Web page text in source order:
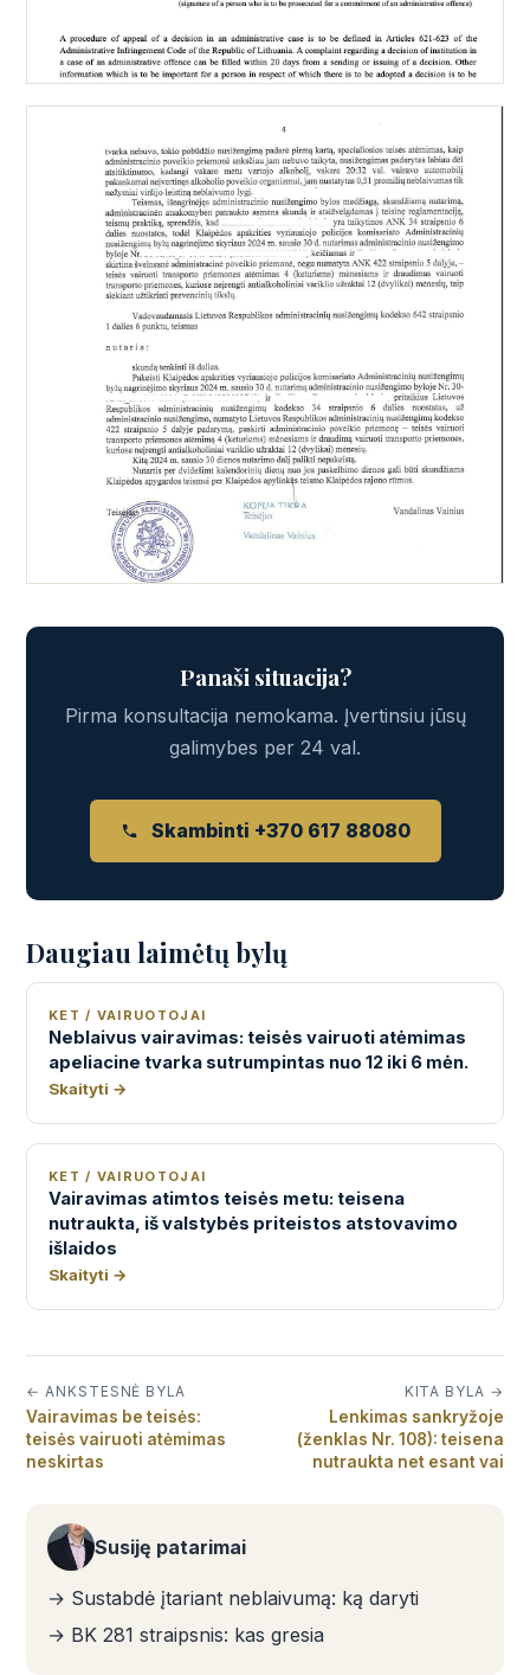
Panaši situacija?
Pirma konsultacija nemokama. Įvertinsiu jūsų
galimybes per 24 val.
Skambinti +370 617 88080
Daugiau laimėtų bylų
KET / VAIRUOTOJAI
Neblaivus vairavimas: teisės vairuoti atėmimas
apeliacine tvarka sutrumpintas nuo 12 iki 6 mėn.
Skaityti →
KET / VAIRUOTOJAI
Vairavimas atimtos teisės metu: teisena
nutraukta, iš valstybės priteistos atstovavimo
išlaidos
Skaityti →
← ANKSTESNĖ BYLA
Vairavimas be teisės:
teisės vairuoti atėmimas
neskirtas
KITA BYLA →
Lenkimas sankryžoje
(ženklas Nr. 108): teisena
nutraukta net esant vai
Susiję patarimai
→ Sustabdė įtariant neblaivumą: ką daryti
→ BK 281 straipsnis: kas gresia